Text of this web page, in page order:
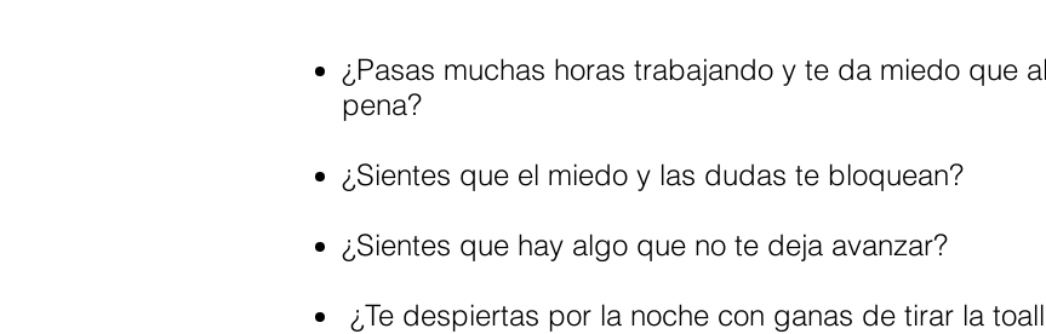
¿Pasas muchas horas trabajando y te da miedo que
pena?
¿Sientes que el miedo y las dudas te bloquean?
¿Sientes que hay algo que no te deja avanzar?
¿Te despiertas por la noche con ganas de tirar la